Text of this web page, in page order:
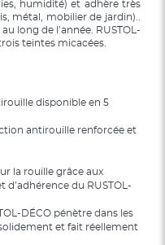
humidité) et adhère très
métal, mobilier de jardin)..
long de l’année. RUSTOL-
teintes micacées.
disponible en 5
antirouille renforcée et
la rouille grâce aux
d’adhérence du RUSTOL-
DÉCO pénètre dans les
et fait réellement